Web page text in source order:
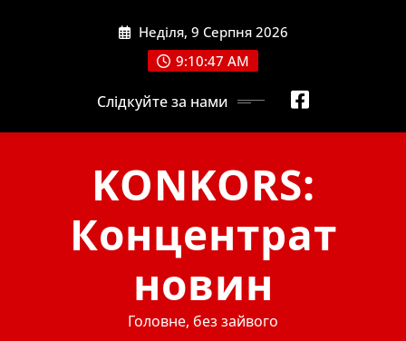
Неділя, 9 Серпня 2026
9:10:49 AM
Слідкуйте за нами
KONKORS:
Концентрат
новин
Головне, без зайвого